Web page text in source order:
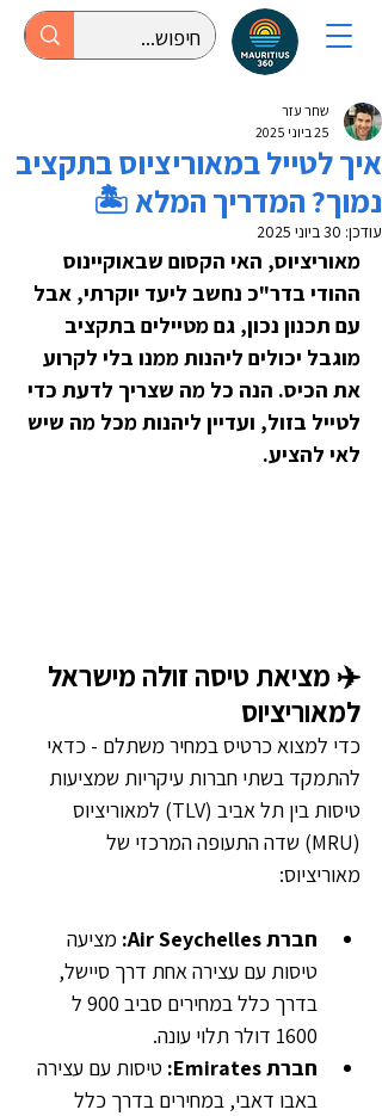
איך לטייל במאוריציוס בתקציב
נמוך? המדריך המלא 🏝️
שחר עזר
25 ביוני 2025
עודכן: 30 ביוני 2025
מאוריציוס, האי הקסום שבאוקיינוס
ההודי בדר"כ נחשב ליעד יוקרתי, אבל
עם תכנון נכון, גם מטיילים בתקציב
מוגבל יכולים ליהנות ממנו בלי לקרוע
את הכיס. הנה כל מה שצריך לדעת כדי
לטייל בזול, ועדיין ליהנות מכל מה שיש
לאי להציע.
✈️ מציאת טיסה זולה מישראל
למאוריציוס
כדי למצוא כרטיס במחיר משתלם - כדאי
להתמקד בשתי חברות עיקריות שמציעות
טיסות בין תל אביב (TLV) למאוריציוס
(MRU) שדה התעופה המרכזי של
מאוריציוס:
חברת Air Seychelles:
מציעה
טיסות עם עצירה אחת דרך סיישל,
בדרך כלל במחירים סביב 900 ל
1600 דולר תלוי עונה.
חברת Emirates:
טיסות עם עצירה
באבו דאבי, במחירים בדרך כלל